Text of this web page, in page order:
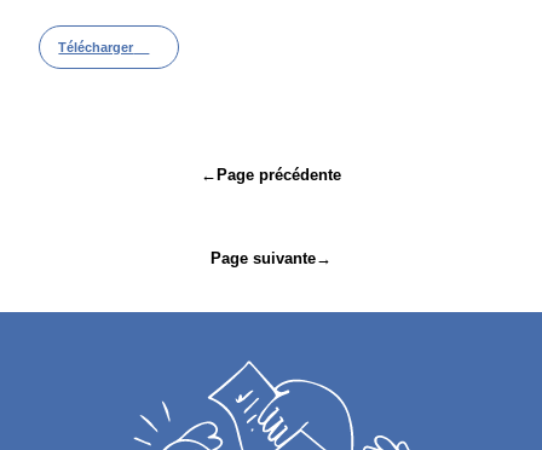
Télécharger
← Page précédente
Page suivante→